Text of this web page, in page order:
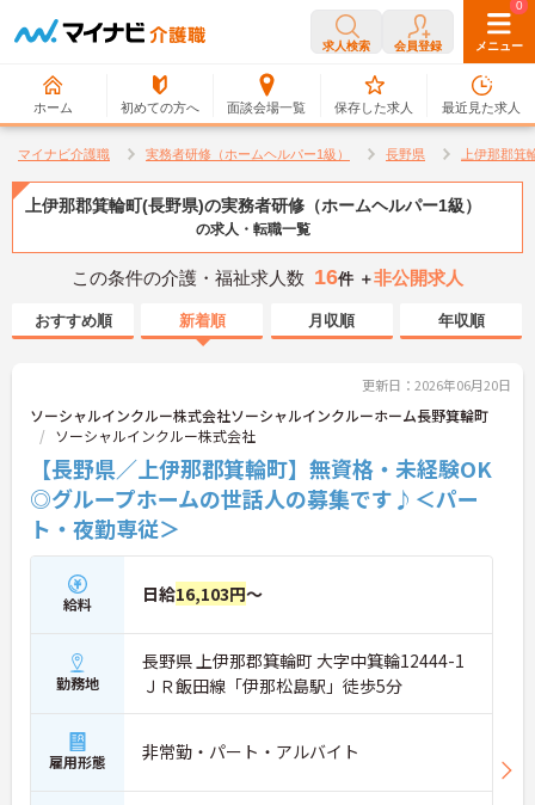
求人検索 会員登録 メニュー
ホーム 初めての方へ 面談会場一覧
0
保存した求人
0
最近見た求人
マイナビ介護職 実務者研修（ホームヘルパー1級） 長野県 上伊那郡箕
上伊那郡箕輪町(長野県)の実務者研修（ホームヘルパー1級）
の求人・転職一覧
この条件の介護・福祉求人数 16件 ＋非公開求人
おすすめ順 新着順 月収順 年収順
更新日：2026年06月20日
ソーシャルインクルー株式会社ソーシャルインクルーホーム長野箕輪町
ソーシャルインクルー株式会社
【長野県／上伊那郡箕輪町】無資格・未経験OK
◎グループホームの世話人の募集です♪＜パー
ト・夜勤専従＞
給料 日給16,103円～
勤務地
長野県 上伊那郡箕輪町 大字中箕輪12444-1
ＪＲ飯田線「伊那松島駅」徒歩5分
雇用形態 非常勤・パート・アルバイト